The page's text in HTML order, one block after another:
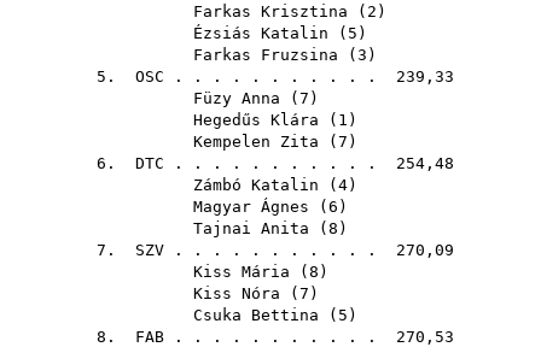
Farkas Krisztina ( 2 )
Ézsiás Katalin ( 5 )
Farkas Fruzsina ( 3 )
5. OSC . . . . . . . . . . . 239,33
Füzy Anna ( 7 )
Hegedűs Klára ( 1 )
Kempelen Zita ( 7 )
6. DTC . . . . . . . . . . . 254,48
Zámbó Katalin ( 4)
Magyar Ágnes ( 6 )
Tajnai Anita ( 8 )
7. SZV . . . . . . . . . . . 270,09
Kiss Mária ( 8 )
Kiss Nóra ( 7 )
Csuka Bettina ( 5 )
8. FAB . . . . . . . . . . . 270,53